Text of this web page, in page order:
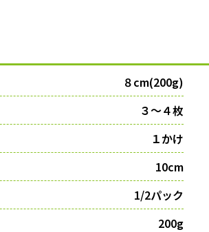
８cm(200g)
３〜４枚
１かけ
10cm
1/2パック
200g